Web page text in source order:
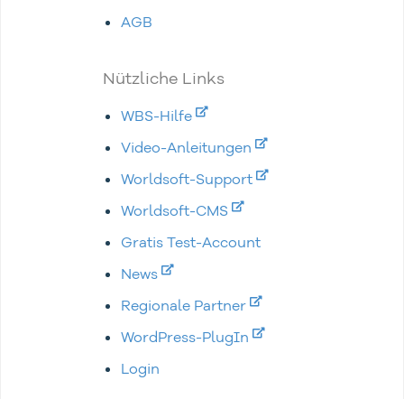
AGB
Nützliche Links
WBS-Hilfe
Video-Anleitungen
Worldsoft-Support
Worldsoft-CMS
Gratis Test-Account
News
Regionale Partner
WordPress-PlugIn
Login